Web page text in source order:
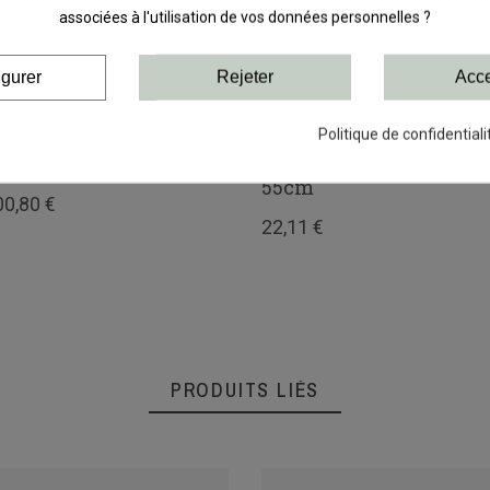
€
Lot de 2 Séparateurs de
55cm
22,11 €
PRODUITS LIÉS
associées à l'utilisation de vos données personnelles ?
Rejeter
Politique de